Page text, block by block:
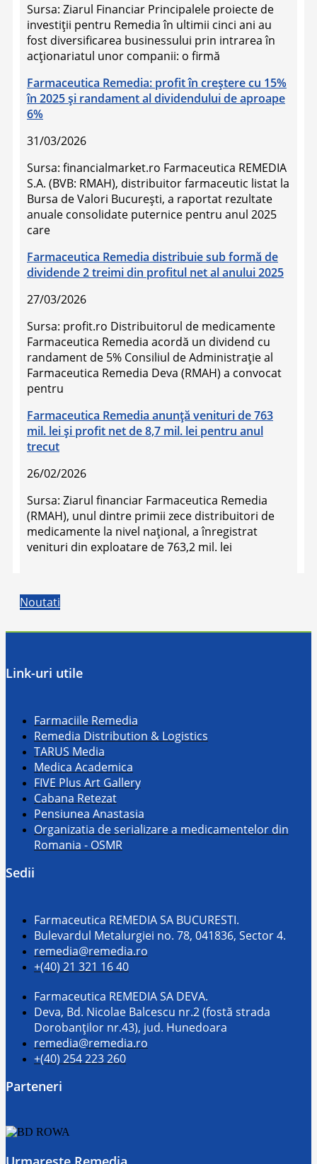
Sursa: Ziarul Financiar Principalele proiecte de
investiţii pentru Remedia în ultimii cinci ani au
fost diversificarea businessului prin intrarea în
acţionariatul unor companii: o firmă
Farmaceutica Remedia: profit în creștere cu 15%
în 2025 și randament al dividendului de aproape
6%
31/03/2026
Sursa: financialmarket.ro Farmaceutica REMEDIA
S.A. (BVB: RMAH), distribuitor farmaceutic listat la
Bursa de Valori București, a raportat rezultate
anuale consolidate puternice pentru anul 2025
care
Farmaceutica Remedia distribuie sub formă de
dividende 2 treimi din profitul net al anului 2025
27/03/2026
Sursa: profit.ro Distribuitorul de medicamente
Farmaceutica Remedia acordă un dividend cu
randament de 5% Consiliul de Administrație al
Farmaceutica Remedia Deva (RMAH) a convocat
pentru
Farmaceutica Remedia anunţă venituri de 763
mil. lei şi profit net de 8,7 mil. lei pentru anul
trecut
26/02/2026
Sursa: Ziarul financiar Farmaceutica Remedia
(RMAH), unul dintre primii zece distribuitori de
medicamente la nivel naţional, a înregistrat
venituri din exploatare de 763,2 mil. lei
Noutati
Link-uri utile
Farmaciile Remedia
Remedia Distribution & Logistics
TARUS Media
Medica Academica
FIVE Plus Art Gallery
Cabana Retezat
Pensiunea Anastasia
Organizatia de serializare a medicamentelor din
Romania - OSMR
Sedii
Farmaceutica REMEDIA SA BUCURESTI.
Bulevardul Metalurgiei no. 78, 041836, Sector 4.
remedia@remedia.ro
+(40) 21 321 16 40
Farmaceutica REMEDIA SA DEVA.
Deva, Bd. Nicolae Balcescu nr.2 (fostă strada
Dorobanților nr.43), jud. Hunedoara
remedia@remedia.ro
+(40) 254 223 260
Parteneri